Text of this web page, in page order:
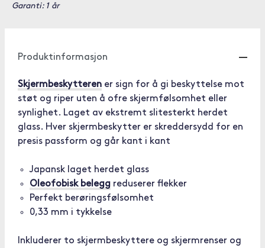
Garanti: 1 år
Produktinformasjon
Skjermbeskytteren er sign for å gi beskyttelse mot
støt og riper uten å ofre skjermfølsomhet eller
synlighet. Laget av ekstremt slitesterkt herdet
glass. Hver skjermbeskytter er skreddersydd for en
presis passform og går kant i kant
Japansk laget herdet glass
Oleofobisk belegg reduserer flekker
Perfekt berøringsfølsomhet
0,33 mm i tykkelse
Inkluderer to skjermbeskyttere og skjermrenser og